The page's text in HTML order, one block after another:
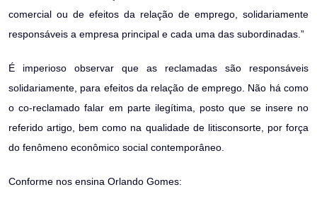
comercial ou de efeitos da relação de emprego, solidariamente
responsáveis a empresa principal e cada uma das subordinadas.”
É imperioso observar que as reclamadas são responsáveis
solidariamente, para efeitos da relação de emprego. Não há como
o co-reclamado falar em parte ilegítima, posto que se insere no
referido artigo, bem como na qualidade de litisconsorte, por força
do fenômeno econômico social contemporâneo.
Conforme nos ensina Orlando Gomes: